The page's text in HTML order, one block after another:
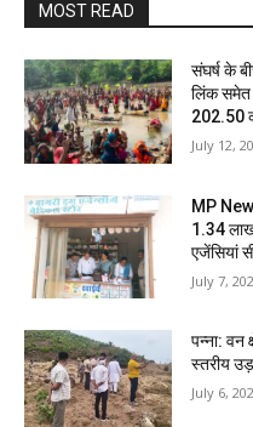
MOST READ
संघर्ष के
लिंक समेत
202.50
July 12,
MP
1.34
एजेंसियां
July 7,
पन्ना:
स्तरीय
July 6,